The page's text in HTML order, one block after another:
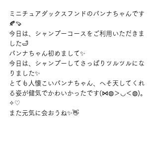
ミニチュアダックスフンドのパンナちゃんです
🍂🍠
今日は、シャンプーコースをご利用いただきま
した🛁
パンナちゃん初めまして✨
今日は、シャンプーしてさっぱりツルツルにな
りました✨
とても人懐こいパンナちゃん、へそ天してくれ
る姿が健気でかわいかったです(⋈◍＞◡＜◍)。
✧♡
また元気に会おうね✨👋